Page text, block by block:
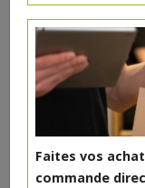
Faites vos
commande
-
Réception